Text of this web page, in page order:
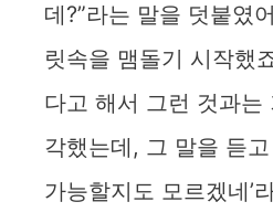
데?”라는 말을 덧붙였
릿속을 맴돌기 시작했
다고 해서 그런 것과는
각했는데, 그 말을 듣고
가능할지도 모르겠네’